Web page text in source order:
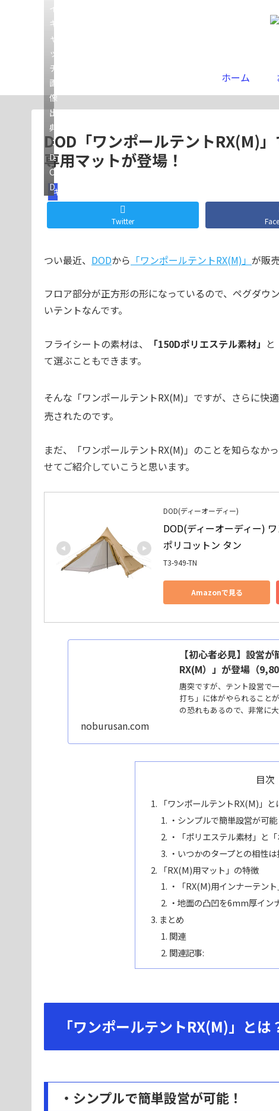
ホーム
DOD「ワンポールテントRX(M)
専用マットが登場！
ギア
イ
キ
ャ
ッ
チ
画
像
出
典
：
D
O
D
Twitter
つい最近、 DODから 「ワンポールテントRX(M)」 が販
フロア部分が正方形の形になっているので、ペグダ
いテントなんです。
フライシートの素材は、 「150Dポリエステル素材」 と
て選ぶこともできます。
そんな「ワンポールテントRX(M)」ですが、さらに快
売されたのです。
まだ、「ワンポールテントRX(M)」のことを知らなか
せてご紹介していこうと思います。
DOD(ディーオーディー)
DOD(ディーオーディー)
ポリコットン タン
T3-949-TN
Amazonで見る
【初心者必見】設営
RX(M）」が登場（
唐突ですが、テント設営で
打ち」に体がやられること
の恐れもあるので、非常に
noburusan.com
目次
「ワンポールテントRX(M)」と
・シンプルで簡単設営が可能
・「ポリエステル素材」と
・いつかのタープとの相性は
「RX(M)用マット」の特徴
・「RX(M)用インナーテン
・地面の凸凹を6mm厚イン
まとめ
関連
関連記事:
「ワンポールテントRX(M)」とは
・シンプルで簡単設営が可能！